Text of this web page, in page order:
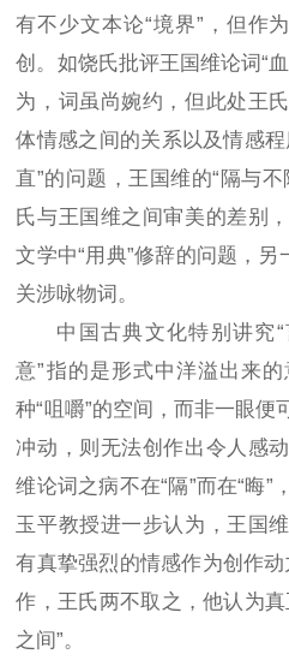
有不少文本论“境界”，但作
创。如饶氏批评王国维论词“
为，词虽尚婉约，但此处王
体情感之间的关系以及情感
直”的问题，王国维的“隔与
氏与王国维之间审美的差别
文学中“用典”修辞的问题，另
关涉咏物词。
中国古典文化特别讲究
意”指的是形式中洋溢出来
种“咀嚼”的空间，而非一眼
冲动，则无法创作出令人感
维论词之病不在“隔”而在“晦
玉平教授进一步认为，王国
有真挚强烈的情感作为创作动
作，王氏两不取之，他认为
之间”。